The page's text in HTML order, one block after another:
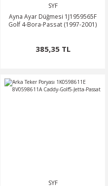
SYF
Ayna Ayar Düğmesi 1J1959565F
Golf 4-Bora-Passat (1997-2001)
385,35 TL
SYF